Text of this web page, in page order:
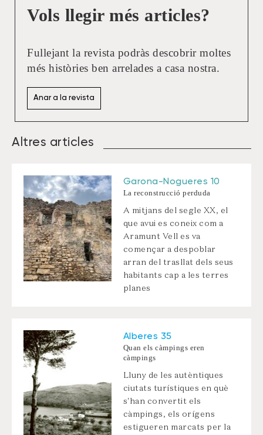
Vols llegir més articles?
Fullejant la revista podràs descobrir moltes
més històries ben arrelades a casa nostra.
Anar a la revista
Altres articles
Garona-Nogueres 10
La reconstrucció perduda
A mitjans del segle XX, el
que avui es coneix com a
Aramunt Vell es va
començar a despoblar
arran del trasllat dels seus
habitants cap a les terres
planes
Alberes 35
Quan els càmpings eren
càmpings
Lluny de les autèntiques
ciutats turístiques en què
s'han convertit els
càmpings, els orígens
estigueren marcats per la